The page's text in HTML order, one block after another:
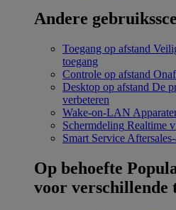
Andere
Toegang op afstand
toegang
Controle op afstand
Desktop op afstand De
verbeteren
Wake-on-LAN
Schermdeling Realtime
Smart Service
Op behoefte
voor verschillende